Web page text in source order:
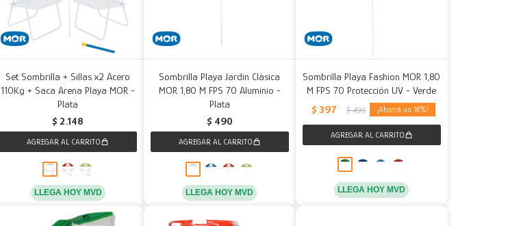
Set Sombrilla + Sillas x2 Acero
110Kg + Saca Arena Playa MOR -
Plata
$ 2.148
LLEGA HOY MVD
Sombrilla Playa Jardin Clásica
MOR 1,80 M FPS 70 Aluminio -
Plata
$ 490
LLEGA HOY MVD
Sombrilla Playa Fashion MOR 1,80
M FPS 70 Protección UV - Verde
$ 397 $ 490 18
LLEGA HOY MVD